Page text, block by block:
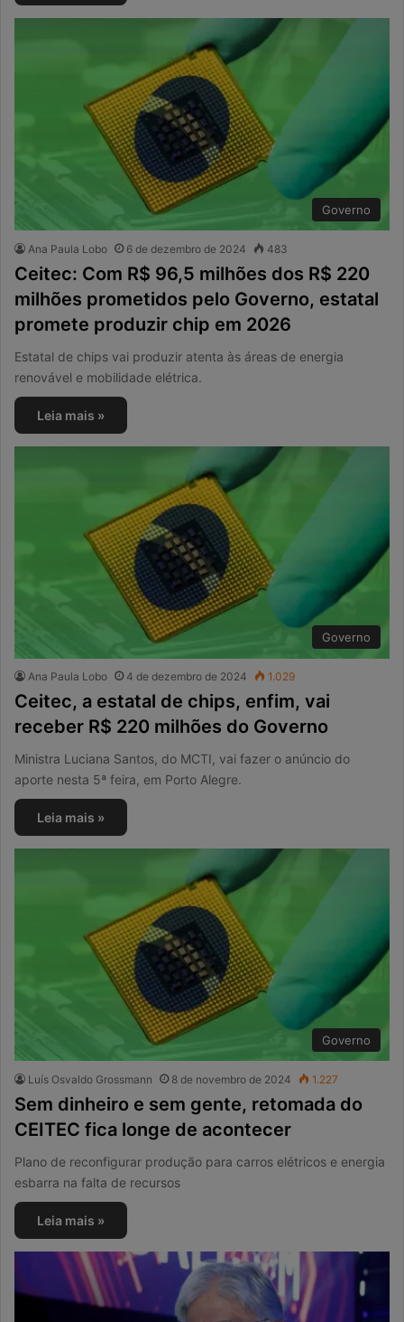
Governo
Ana Paula Lobo 6 de dezembro de 2024 483
Ceitec: Com R$ 96,5 milhões dos R$ 220
milhões prometidos pelo Governo, estatal
promete produzir chip em 2026
Estatal de chips vai produzir atenta às áreas de energia
renovável e mobilidade elétrica.
Leia mais »
Governo
Ana Paula Lobo 4 de dezembro de 2024 1.029
Ceitec, a estatal de chips, enfim, vai
receber R$ 220 milhões do Governo
Ministra Luciana Santos, do MCTI, vai fazer o anúncio do
aporte nesta 5ª feira, em Porto Alegre.
Leia mais »
Governo
Luís Osvaldo Grossmann 8 de novembro de 2024 1.227
Sem dinheiro e sem gente, retomada do
CEITEC fica longe de acontecer
Plano de reconfigurar produção para carros elétricos e energia
esbarra na falta de recursos
Leia mais »